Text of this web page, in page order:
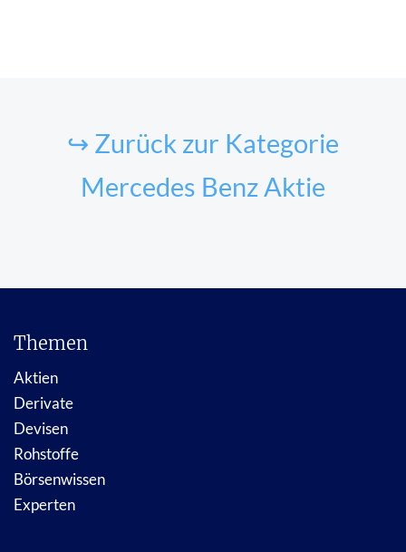
↪ Zurück zur Kategorie
Mercedes Benz Aktie
Themen
Aktien
Derivate
Devisen
Rohstoffe
Börsenwissen
Experten